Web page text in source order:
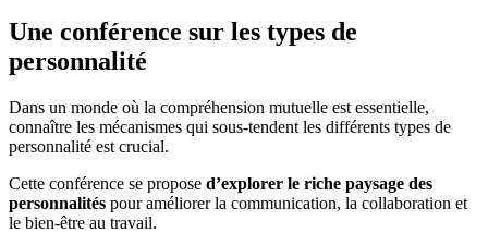
Une conférence sur les types de
personnalité
Dans un monde où la compréhension mutuelle est essentielle,
connaître les mécanismes qui sous-tendent les différents types de
personnalité est crucial.
Cette conférence se propose d’explorer le riche paysage des
personnalités pour améliorer la communication, la collaboration et
le bien-être au travail.